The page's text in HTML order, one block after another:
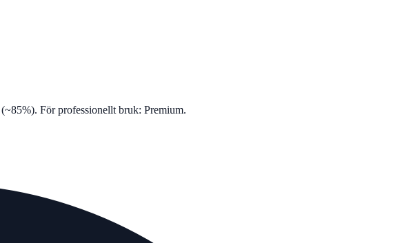
För professionellt bruk: Premium.